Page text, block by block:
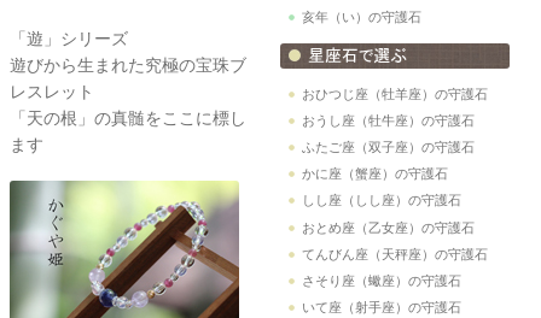
「遊」シリーズ
遊びから生まれた究極の宝珠ブ
レスレット
「天の根」の真髄をここに標し
ます
亥年（い）の守護石
おひつじ座（牡羊座）の守護石
おうし座（牡牛座）の守護石
ふたご座（双子座）の守護石
かに座（蟹座）の守護石
しし座（しし座）の守護石
おとめ座（乙女座）の守護石
てんびん座（天秤座）の守護石
さそり座（蠍座）の守護石
いて座（射手座）の守護石